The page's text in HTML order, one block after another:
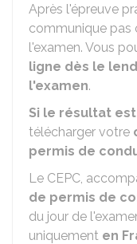
Après l'épreuve
communique pas
l'examen. Vous
ligne dès le
l'examen.
Si le résultat
télécharger votre
permis de
Le CEPC,
de permis de
du jour de
uniquement en